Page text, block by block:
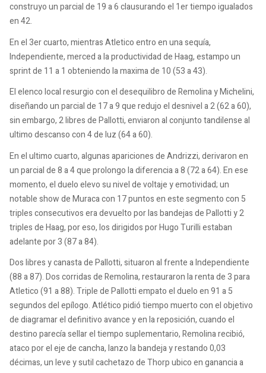
construyo un parcial de 19 a 6 clausurando el 1er tiempo igualados
en 42.
En el 3er cuarto, mientras Atletico entro en una sequía,
Independiente, merced a la productividad de Haag, estampo un
sprint de 11 a 1 obteniendo la maxima de 10 (53 a 43).
El elenco local resurgio con el desequilibro de Remolina y Michelini,
diseñando un parcial de 17 a 9 que redujo el desnivel a 2 (62 a 60),
sin embargo, 2 libres de Pallotti, enviaron al conjunto tandilense al
ultimo descanso con 4 de luz (64 a 60).
En el ultimo cuarto, algunas apariciones de Andrizzi, derivaron en
un parcial de 8 a 4 que prolongo la diferencia a 8 (72 a 64). En ese
momento, el duelo elevo su nivel de voltaje y emotividad; un
notable show de Muraca con 17 puntos en este segmento con 5
triples consecutivos era devuelto por las bandejas de Pallotti y 2
triples de Haag, por eso, los dirigidos por Hugo Turilli estaban
adelante por 3 (87 a 84).
Dos libres y canasta de Pallotti, situaron al frente a Independiente
(88 a 87). Dos corridas de Remolina, restauraron la renta de 3 para
Atletico (91 a 88). Triple de Pallotti empato el duelo en 91 a 5
segundos del epílogo. Atlético pidió tiempo muerto con el objetivo
de diagramar el definitivo avance y en la reposición, cuando el
destino parecía sellar el tiempo suplementario, Remolina recibió,
ataco por el eje de cancha, lanzo la bandeja y restando 0,03
décimas, un leve y sutil cachetazo de Thorp ubico en ganancia a